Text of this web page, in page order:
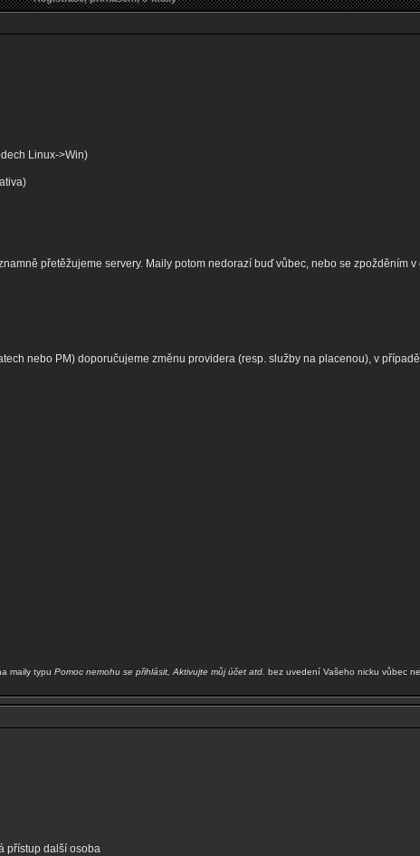
Linux->Win)
přetěžujeme servery. Maily potom nedorazí buď vůbec, nebo se zpožděním
nebo PM) doporučujeme změnu providera (resp. služby na placenou), v
maily typu Pomoc nemohu se přihlásit, Aktivujte můj účet atd. bez uvedení Vašeho nicku vůbec
přístup další osoba